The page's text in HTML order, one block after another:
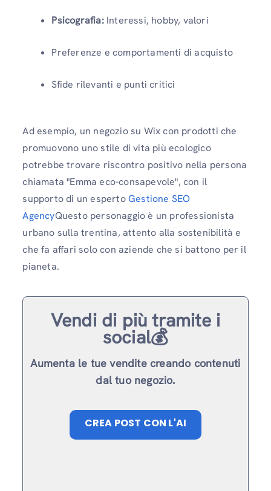
Psicografia:Interessi, hobby, valori
Preferenze e comportamenti di acquisto
Sfide rilevanti e punti critici
Ad esempio, un negozio su Wix con prodotti che
promuovono uno stile di vita più ecologico
potrebbe trovare riscontro positivo nella persona
chiamata "Emma eco-consapevole", con il
supporto di un espertoGestione SEO
AgencyQuesto personaggio è un professionista
urbano sulla trentina, attento alla sostenibilità e
che fa affari solo con aziende che si battono per il
pianeta.
Vendi di più tramite i
social💰
Aumenta le tue vendite creando contenuti
dal tuo negozio.
CREA POST CON L'AI